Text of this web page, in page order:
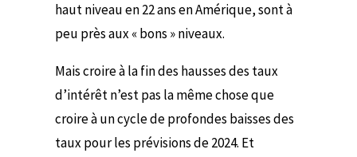
haut niveau en 22 ans en Amérique, sont à
peu près aux « bons » niveaux.
Mais croire à la fin des hausses des taux
d’intérêt n’est pas la même chose que
croire à un cycle de profondes baisses des
taux pour les prévisions de 2024. Et